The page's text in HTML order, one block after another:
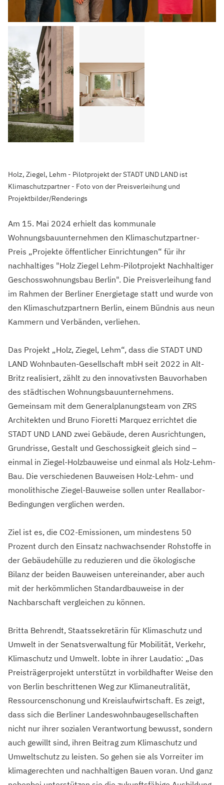
Holz, Ziegel, Lehm - Pilotprojekt der STADT UND LAND ist
Klimaschutzpartner - Foto von der Preisverleihung und
Projektbilder/Renderings
Am 15. Mai 2024 erhielt das kommunale
Wohnungsbauunternehmen den Klimaschutzpartner-
Preis „Projekte öffentlicher Einrichtungen“ für ihr
nachhaltiges "Holz Ziegel Lehm-Pilotprojekt Nachhaltiger
Geschosswohnungsbau Berlin". Die Preisverleihung fand
im Rahmen der Berliner Energietage statt und wurde von
den Klimaschutzpartnern Berlin, einem Bündnis aus neun
Kammern und Verbänden, verliehen.
Das Projekt „Holz, Ziegel, Lehm“, dass die STADT UND
LAND Wohnbauten-Gesellschaft mbH seit 2022 in Alt-
Britz realisiert, zählt zu den innovativsten Bauvorhaben
des städtischen Wohnungsbauunternehmens.
Gemeinsam mit dem Generalplanungsteam von ZRS
Architekten und Bruno Fioretti Marquez errichtet die
STADT UND LAND zwei Gebäude, deren Ausrichtungen,
Grundrisse, Gestalt und Geschossigkeit gleich sind –
einmal in Ziegel-Holzbauweise und einmal als Holz-Lehm-
Bau. Die verschiedenen Bauweisen Holz-Lehm- und
monolithische Ziegel-Bauweise sollen unter Reallabor-
Bedingungen verglichen werden.
Ziel ist es, die CO2-Emissionen, um mindestens 50
Prozent durch den Einsatz nachwachsender Rohstoffe in
der Gebäudehülle zu reduzieren und die ökologische
Bilanz der beiden Bauweisen untereinander, aber auch
mit der herkömmlichen Standardbauweise in der
Nachbarschaft vergleichen zu können.
Britta Behrendt, Staatssekretärin für Klimaschutz und
Umwelt in der Senatsverwaltung für Mobilität, Verkehr,
Klimaschutz und Umwelt. lobte in ihrer Laudatio: „Das
Preisträgerprojekt unterstützt in vorbildhafter Weise den
von Berlin beschrittenen Weg zur Klimaneutralität,
Ressourcenschonung und Kreislaufwirtschaft. Es zeigt,
dass sich die Berliner Landeswohnbaugesellschaften
nicht nur ihrer sozialen Verantwortung bewusst, sondern
auch gewillt sind, ihren Beitrag zum Klimaschutz und
Umweltschutz zu leisten. So gehen sie als Vorreiter im
klimagerechten und nachhaltigen Bauen voran. Und ganz